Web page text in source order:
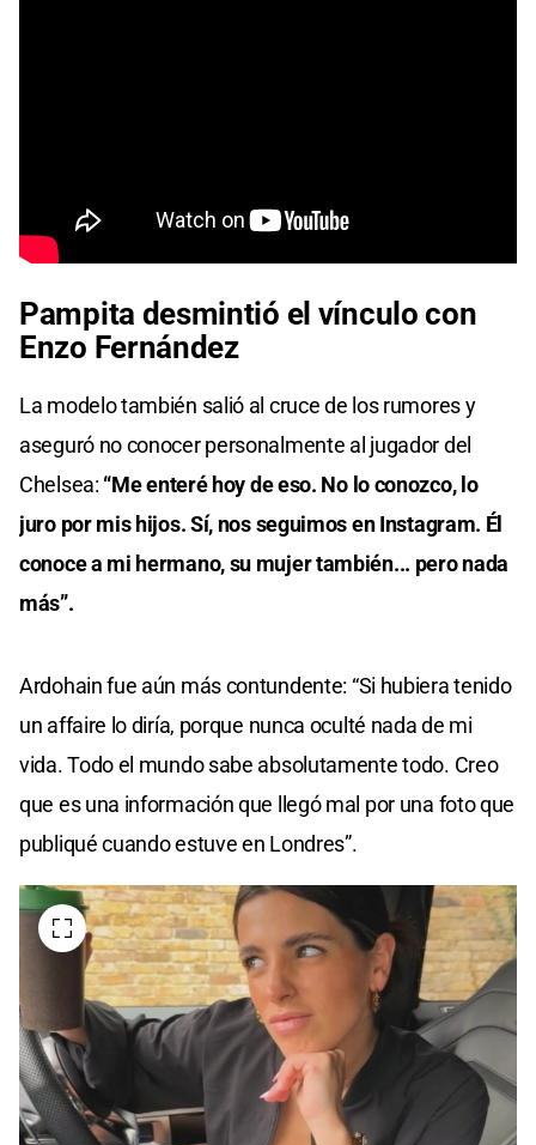
Pampita desmintió el vínculo con
Enzo Fernández
La modelo también salió al cruce de los rumores y
aseguró no conocer personalmente al jugador del
Chelsea: “Me enteré hoy de eso. No lo conozco, lo
juro por mis hijos. Sí, nos seguimos en Instagram. Él
conoce a mi hermano, su mujer también... pero nada
más”.
Ardohain fue aún más contundente: “Si hubiera tenido
un affaire lo diría, porque nunca oculté nada de mi
vida. Todo el mundo sabe absolutamente todo. Creo
que es una información que llegó mal por una foto que
publiqué cuando estuve en Londres”.